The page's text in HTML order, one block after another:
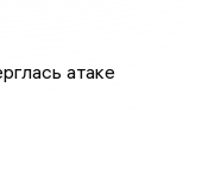
атаке